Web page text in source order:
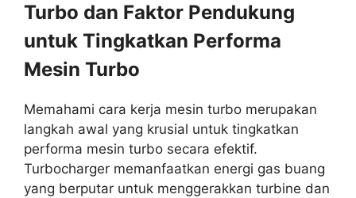
Turbo dan Faktor Pendukung
untuk Tingkatkan Performa
Mesin Turbo
Memahami cara kerja mesin turbo merupakan
langkah awal yang krusial untuk tingkatkan
performa mesin turbo secara efektif.
Turbocharger memanfaatkan energi gas buang
yang berputar untuk menggerakkan turbine dan